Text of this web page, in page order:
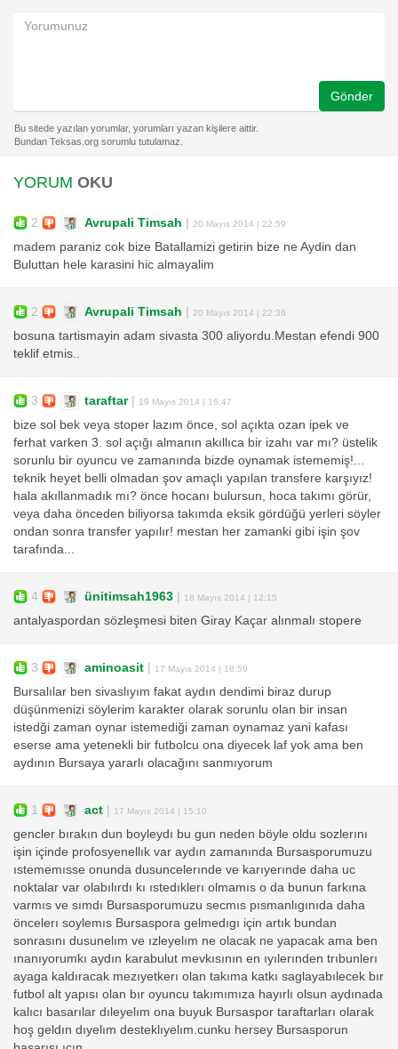
Gönder
YORUM OKU
2 Avrupali Timsah | 20 Mayıs 2014 | 22:59
madem paraniz cok bize Batallamizi getirin bize ne Aydin dan
Buluttan hele karasini hic almayalim
2 Avrupali Timsah | 20 Mayıs 2014 | 22:36
bosuna tartismayin adam sivasta 300 aliyordu.Mestan efendi 900
teklif etmis..
3 taraftar| 19 Mayıs 2014 | 16:47
bize sol bek veya stoper lazım önce, sol açıkta ozan ipek ve
ferhat varken 3. sol açığı almanın akıllıca bir izahı var mı? üstelik
sorunlu bir oyuncu ve zamanında bizde oynamak istememiş!...
teknik heyet belli olmadan şov amaçlı yapılan transfere karşıyız!
hala akıllanmadık mı? önce hocanı bulursun, hoca takımı görür,
veya daha önceden biliyorsa takımda eksik gördüğü yerleri söyler
ondan sonra transfer yapılır! mestan her zamanki gibi işin şov
tarafında...
4 ünitimsah1963 | 18 Mayıs 2014 | 12:15
antalyaspordan sözleşmesi biten Giray Kaçar alınmalı stopere
3 aminoasit | 17 Mayıs 2014 | 18:59
Bursalılar ben sivaslıyım fakat aydın dendimi biraz durup
düşünmenizi söylerim karakter olarak sorunlu olan bir insan
istedği zaman oynar istemediği zaman oynamaz yani kafası
eserse ama yetenekli bir futbolcu ona diyecek laf yok ama ben
aydının Bursaya yararlı olacağını sanmıyorum
1 act | 17 Mayıs 2014 | 15:10
gencler bırakın dun boyleydı bu gun neden böyle oldu sozlerını
işin içinde profosyenellık var aydın zamanında Bursasporumuzu
ıstememısse onunda dusuncelerınde ve karıyerınde daha uc
noktalar var olabılırdı kı ıstedıklerı olmamıs o da bunun farkına
varmıs ve sımdı Bursasporumuzu secmıs pısmanlıgınıda daha
öncelerı soylemıs Bursaspora gelmedıgı için artık bundan
sonrasını dusunelım ve ızleyelım ne olacak ne yapacak ama ben
ınanıyorumkı aydın karabulut mevkısının en ıyılerınden trıbunlerı
ayaga kaldıracak mezıyetkerı olan takıma katkı saglayabılecek bır
futbol alt yapısı olan bır oyuncu takımımıza hayırlı olsun aydınada
kalıcı basarılar dıleyelım ona buyuk Bursaspor taraftarları olarak
hoş geldın dıyelım desteklıyelım.cunku hersey Bursasporun